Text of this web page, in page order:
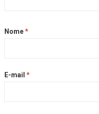
Nome*
E-mail *